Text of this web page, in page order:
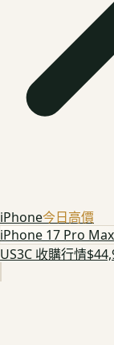
iPhone今日高價
iPhone 17 Pro
US3C 收購行情